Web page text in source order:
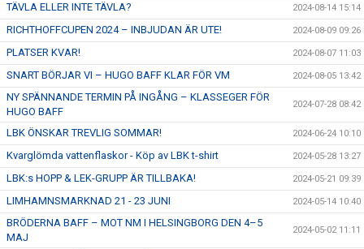
TÄVLA ELLER INTE TÄVLA? 2024-08-14 15:14
RICHTHOFFCUPEN 2024 – INBJUDAN ÄR UTE! 2024-08-09 09:26
PLATSER KVAR! 2024-08-07 11:03
SNART BÖRJAR VI – HUGO BAFF KLAR FÖR VM 2024-08-05 13:42
NY SPÄNNANDE TERMIN PÅ INGÅNG – KLASSEGER FÖR
HUGO BAFF
2024-07-28 08:42
LBK ÖNSKAR TREVLIG SOMMAR! 2024-06-24 10:10
Kvarglömda vattenflaskor - Köp av LBK t-shirt 2024-05-28 13:27
LBK:s HOPP & LEK-GRUPP ÄR TILLBAKA! 2024-05-21 09:39
LIMHAMNSMARKNAD 21 - 23 JUNI 2024-05-14 10:40
BRÖDERNA BAFF – MOT NM I HELSINGBORG DEN 4–5
MAJ
2024-05-02 11:11